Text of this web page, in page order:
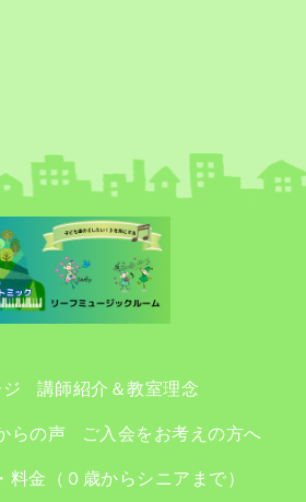
講師紹介＆教室理念
らの声 ご入会をお考えの方へ
料金（０歳からシニアまで）